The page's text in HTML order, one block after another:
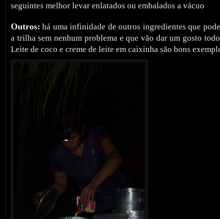
seguintes melhor levar enlatados ou embalados a vácuo
Outros: há uma infinidade de outros ingredientes que
a trilha sem nenhum problema e que vão dar um gosto
Leite de coco e creme de leite em caixinha são bons